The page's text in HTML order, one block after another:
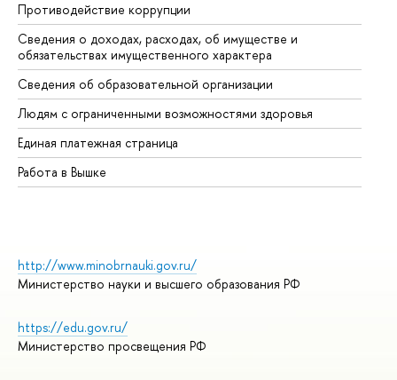
Противодействие коррупции
Сведения о доходах, расходах, об имуществе и
обязательствах имущественного характера
Сведения об образовательной организации
Людям с ограниченными возможностями здоровья
Единая платежная страница
Работа в Вышке
http://www.minobrnauki.gov.ru/
Министерство науки и высшего образования РФ
https://edu.gov.ru/
Министерство просвещения РФ